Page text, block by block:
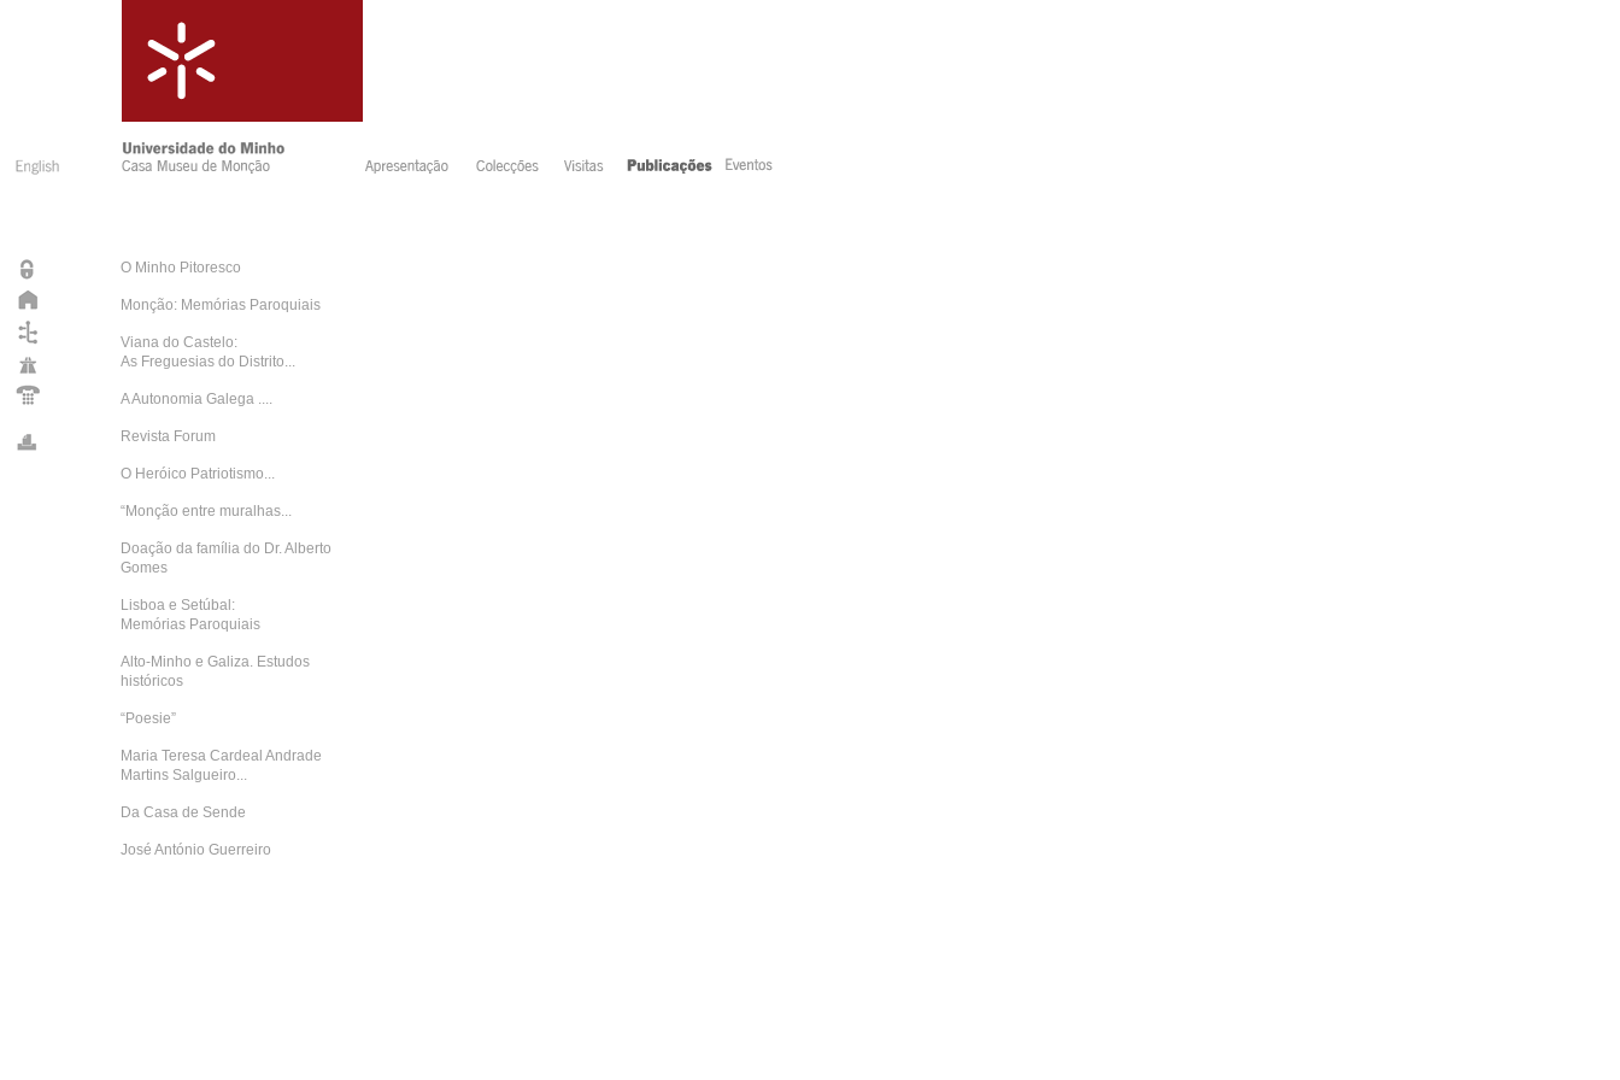
O Minho Pitoresco
Monção: Memórias Paroquiais
Viana do Castelo:
As Freguesias do Distrito...
A Autonomia Galega ....
Revista Forum
O Heróico Patriotismo...
“Monção entre muralhas...
Doação da família do Dr. Alberto
Gomes
Lisboa e Setúbal:
Memórias Paroquiais
Alto-Minho e Galiza. Estudos
históricos
“Poesie”
Maria Teresa Cardeal Andrade
Martins Salgueiro...
Da Casa de Sende
José António Guerreiro